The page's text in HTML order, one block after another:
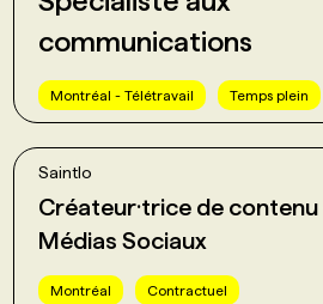
communications
Montréal - Télétravail Temps plein
Saintlo
Créateur·trice de contenu
Médias Sociaux
Montréal Contractuel